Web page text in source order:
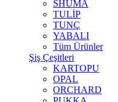
SHUMA
TULİP
TUNÇ
YABALI
Tüm Ürünler
Şiş Çeşitleri
KARTOPU
OPAL
ORCHARD